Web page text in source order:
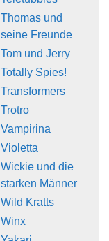
Thomas und
seine Freunde
Tom und Jerry
Totally Spies!
Transformers
Trotro
Vampirina
Violetta
Wickie und die
starken Männer
Wild Kratts
Winx